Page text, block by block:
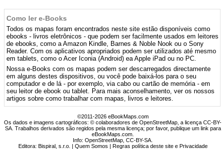
Como ler e-Books
Todos os mapas foram encontrados neste site estão disponíveis como
ebooks - livros eletrônicos - que podem ser facilmente usados ​​em leitores
de ebooks, como a Amazon Kindle, Barnes & Noble Nook ou o Sony
Reader. Com os aplicativos apropriados podem ser utilizados até mesmo
em tablets, como o Acer Iconia (Android) ea Apple iPad ou no PC.
Nossa e-Books com os mapas podem ser descarregados directamente
em alguns destes dispositivos, ou você pode baixá-los para o seu
computador e de lá - por exemplo, via cabo ou cartão de memória - em
seu leitor de ebook ou tablet. Para mais aconselhamento, ver os nossos
artigos sobre como trabalhar com mapas, livros e leitores.
©2011-2026 eBookMaps.com
Os dados e imagens cartográficos: © colaboradores de OpenStreetMap, a licença CC-BY-
SA. Trabalhos derivados são regidos pela mesma licença; por favor, publique um link para
eBookMaps.com.
Info:OpenStreetMap ,CC-BY-SA
Editora: Bispiral, s.r.o. | Quem Somos | Regras política deste site e Privacidade